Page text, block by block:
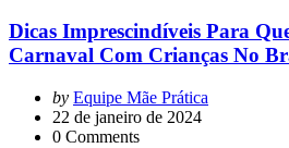
Dicas Imprescindíveis Para
Carnaval Com Crianças No
Posted
by
by Equipe Mãe Prática
22 de janeiro de 2024
0 Comments